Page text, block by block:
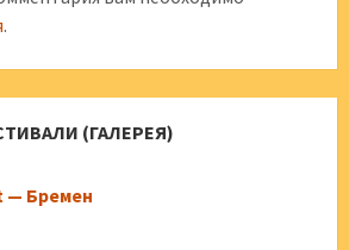
.
(ГАЛЕРЕЯ)
— Бремен